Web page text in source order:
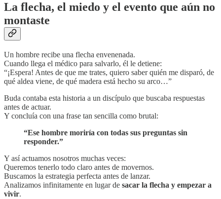
La flecha, el miedo y el evento que aún no
montaste
Un hombre recibe una flecha envenenada.
Cuando llega el médico para salvarlo, él le detiene:
“¡Espera! Antes de que me trates, quiero saber quién me disparó, de
qué aldea viene, de qué madera está hecho su arco…”
Buda contaba esta historia a un discípulo que buscaba respuestas
antes de actuar.
Y concluía con una frase tan sencilla como brutal:
“Ese hombre moriría con todas sus preguntas sin
responder.”
Y así actuamos nosotros muchas veces:
Queremos tenerlo todo claro antes de movernos.
Buscamos la estrategia perfecta antes de lanzar.
Analizamos infinitamente en lugar de sacar la flecha y empezar a
vivir.